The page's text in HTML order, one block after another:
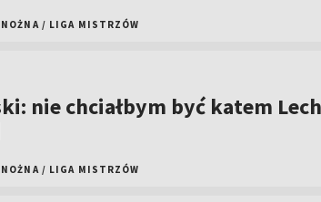
/ LIGA MISTRZÓW
nie chciałbym być katem
/ LIGA MISTRZÓW